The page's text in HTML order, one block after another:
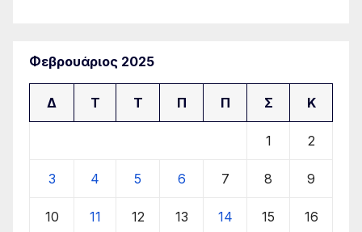
Φεβρουάριος 2025
Δ Τ Τ Π Π Σ Κ
1 2
3 4 5 6 7 8 9
10 11 12 13 14 15 16